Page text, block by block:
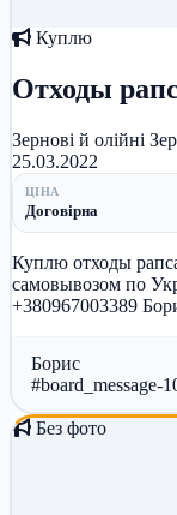
Куплю
Отходы
Зернові й олійні
25.03.2022
ЦІНА
Договірна
Куплю отходы
самовывозом по
+380967003389
Борис
#board_message-
Без фото